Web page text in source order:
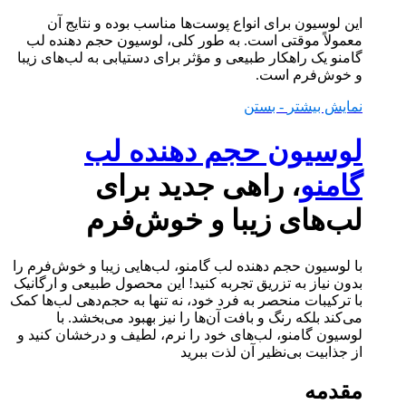
این لوسیون برای انواع پوست‌ها مناسب بوده و نتایج آن
معمولاً موقتی است. به طور کلی، لوسیون حجم دهنده لب
گامنو یک راهکار طبیعی و مؤثر برای دستیابی به لب‌های زیبا
و خوش‌فرم است.
نمایش بیشتر - بستن
لوسیون حجم دهنده لب
گامنو، راهی جدید برای
لب‌های زیبا و خوش‌فرم
با لوسیون حجم دهنده لب گامنو، لب‌هایی زیبا و خوش‌فرم را
بدون نیاز به تزریق تجربه کنید! این محصول طبیعی و ارگانیک
با ترکیبات منحصر به فرد خود، نه تنها به حجم‌دهی لب‌ها کمک
می‌کند بلکه رنگ و بافت آن‌ها را نیز بهبود می‌بخشد. با
لوسیون گامنو، لب‌های خود را نرم، لطیف و درخشان کنید و
از جذابیت بی‌نظیر آن لذت ببرید
مقدمه